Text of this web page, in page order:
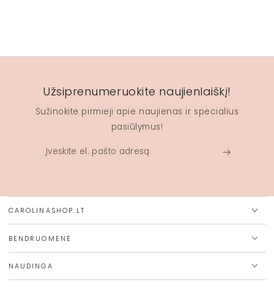
Užsiprenumeruokite naujienlaiškį!
Sužinokite pirmieji apie naujienas ir specialius
pasiūlymus!
Įveskite
el.
CAROLINASHOP.LT
BENDRUOMENĖ
NAUDINGA